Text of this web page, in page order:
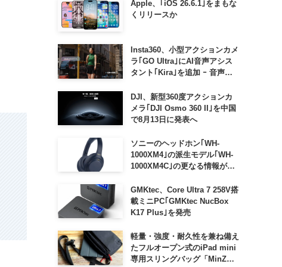
Apple、｢iOS 26.6.1｣をまもな
くリリースか
Insta360、小型アクションカメ
ラ｢GO Ultra｣にAI音声アシス
タント｢Kira｣を追加 ｰ 音声で
などが利用可能に
DJI、新型360度アクションカ
メラ｢DJI Osmo 360 II｣を中国
で8月13日に発表へ
ソニーのヘッドホン｢WH-
1000XM4｣の派生モデル｢WH-
1000XM4C｣の更なる情報が明
GMKtec、Core Ultra 7 258V搭
載ミニPC｢GMKtec NucBox
K17 Plus｣を発売
軽量・強度・耐久性を兼ね備え
たフルオープン式のiPad mini
専用スリングバッグ「MinZ